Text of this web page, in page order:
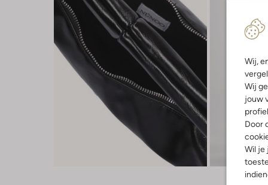
Wij,
Wij
jouw
Door
Wil je